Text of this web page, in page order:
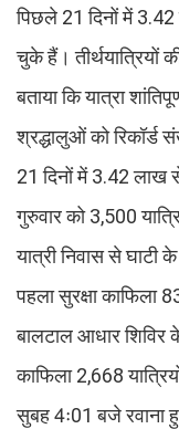
पिछले 21 दिनों में 3.42
चुके हैं। तीर्थयात्रियों
बताया कि यात्रा
श्रद्धालुओं को रिकॉर्ड
21 दिनों में 3.42 लाख
गुरुवार को 3,500
यात्री निवास से घाटी
पहला सुरक्षा काफिला
बालटाल आधार शिविर
काफिला 2,668
सुबह 4ः01 बजे रवाना